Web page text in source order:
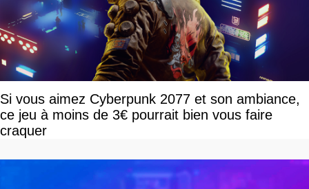
Si vous aimez Cyberpunk 2077 et son ambiance,
ce jeu à moins de 3€ pourrait bien vous faire
craquer